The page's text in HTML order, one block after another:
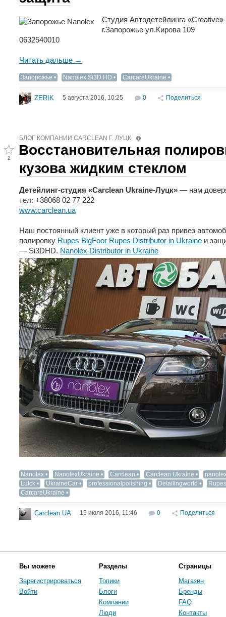
Студия Автодетейлинга «Creative»
г.Запорожье ул.Кирова 109
0632540010
Читать дальше →
Запорожье Nanolex Si3D HD CarcareUkraine
ZERIK 5 августа 2016, 10:25 0 Поделиться
БЛОГ КОМПАНИИ СARCLEAN Г. ЛУЦК
2
Восстановительная
кузова жидким стеклом
Детейлинг-студия «Carclean Ukraine-Луцк» — нам
тел: +38068 02 77 222
www.carclean.ua
Наш постоянный клиент уже в который раз привез
полировку Rupes BigFoor Rupes Distributor in Ukraine и
— Si3DHD. Nanolex Distributor in Ukraine
Nanolex NanolexUkraine‬ Сarclean‬ ‎Carclean Ukraine
Lutck
UkraineCar‬ professionalpolishing Detailingworld
CarcareUkraine
Carclean.UA 15 июля 2016, 11:46 0 Поделиться
Вы можете
Зарегистрироваться
Войти
Разделы
Топики
Блоги
Компании
Люди
Страницы
Магазин
Бренды
FAQ
Контакты